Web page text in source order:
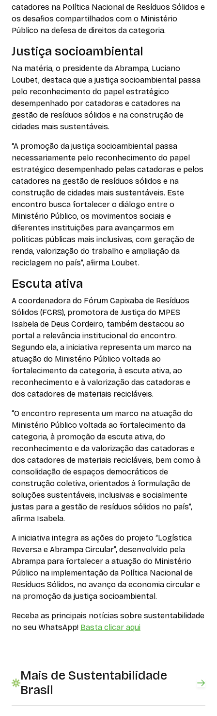
catadores na Política Nacional de Resíduos Sólidos e
os desafios compartilhados com o Ministério
Público na defesa de direitos da categoria.
Justiça socioambiental
Na matéria, o presidente da Abrampa, Luciano
Loubet, destaca que a justiça socioambiental passa
pelo reconhecimento do papel estratégico
desempenhado por catadoras e catadores na
gestão de resíduos sólidos e na construção de
cidades mais sustentáveis.
“A promoção da justiça socioambiental passa
necessariamente pelo reconhecimento do papel
estratégico desempenhado pelas catadoras e pelos
catadores na gestão de resíduos sólidos e na
construção de cidades mais sustentáveis. Este
encontro busca fortalecer o diálogo entre o
Ministério Público, os movimentos sociais e
diferentes instituições para avançarmos em
políticas públicas mais inclusivas, com geração de
renda, valorização do trabalho e ampliação da
reciclagem no país”, afirma Loubet.
Escuta ativa
A coordenadora do Fórum Capixaba de Resíduos
Sólidos (FCRS), promotora de Justiça do MPES
Isabela de Deus Cordeiro, também destacou ao
portal a relevância institucional do encontro.
Segundo ela, a iniciativa representa um marco na
atuação do Ministério Público voltada ao
fortalecimento da categoria, à escuta ativa, ao
reconhecimento e à valorização das catadoras e
dos catadores de materiais recicláveis.
“O encontro representa um marco na atuação do
Ministério Público voltada ao fortalecimento da
categoria, à promoção da escuta ativa, do
reconhecimento e da valorização das catadoras e
dos catadores de materiais recicláveis, bem como à
consolidação de espaços democráticos de
construção coletiva, orientados à formulação de
soluções sustentáveis, inclusivas e socialmente
justas para a gestão de resíduos sólidos no país”,
afirma Isabela.
A iniciativa integra as ações do projeto “Logística
Reversa e Abrampa Circular”, desenvolvido pela
Abrampa para fortalecer a atuação do Ministério
Público na implementação da Política Nacional de
Resíduos Sólidos, no avanço da economia circular e
na promoção da justiça socioambiental.
Receba as principais notícias sobre sustentabilidade
no seu WhatsApp! Basta clicar aqui
Mais de Sustentabilidade
Brasil